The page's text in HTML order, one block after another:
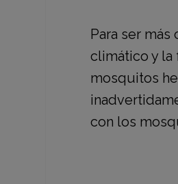
Para ser
climático y la
mosquitos
con los